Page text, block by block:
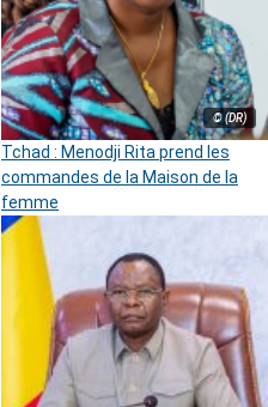
© (DR)
Tchad : Menodji Rita prend les
commandes de la Maison de la
femme